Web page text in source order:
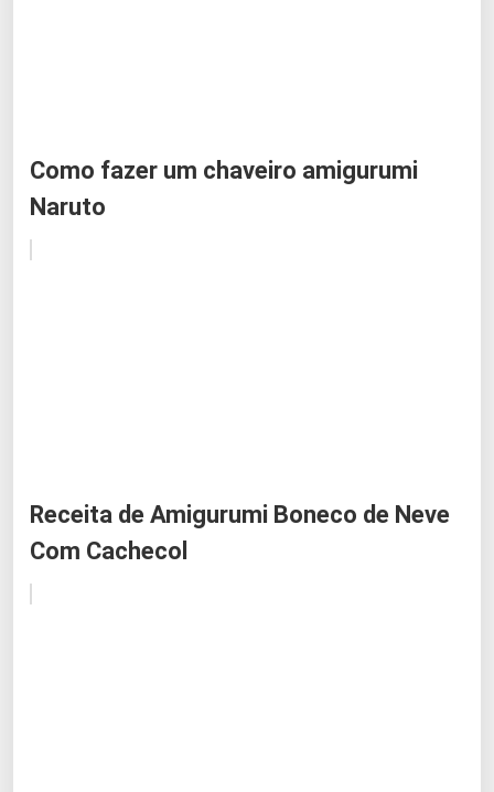
Como fazer um chaveiro amigurumi
Naruto
Receita de Amigurumi Boneco de Neve
Com Cachecol